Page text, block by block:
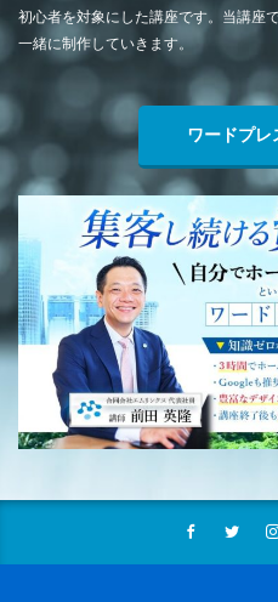
初心者を対象にした講座です。当講座
一緒に制作していきます。
ワードプレ